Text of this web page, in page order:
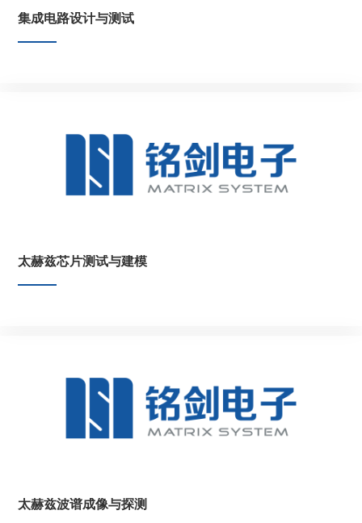
集成电路设计与测试
太赫兹芯片测试与建模
太赫兹波谱成像与探测